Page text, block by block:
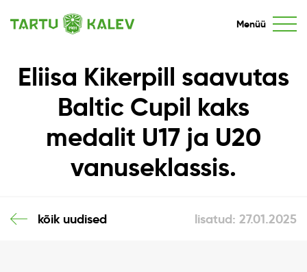
Menüü
Eliisa Kikerpill saavutas
Baltic Cupil kaks
medalit U17 ja U20
vanuseklassis.
kõik uudised lisatud: 27.01.2025